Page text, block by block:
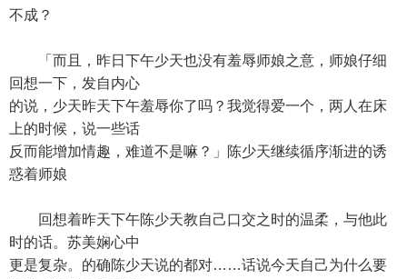
不成？
「而且，昨日下午少天也没有羞辱师娘之意，师娘仔细
回想一下，发自内心
的说，少天昨天下午羞辱你了吗？我觉得爱一个，两人在床
上的时候，说一些话
反而能增加情趣，难道不是嘛？」陈少天继续循序渐进的诱
惑着师娘
回想着昨天下午陈少天教自己口交之时的温柔，与他此
时的话。苏美娴心中
更是复杂。的确陈少天说的都对……话说今天自己为什么要